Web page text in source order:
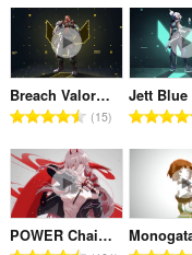
น
ร
ว
ม
ทั้
ง
ม
ด
:
ว
น
ค
ะ
แ
น
น
ร
ว
ม
ทั้
Breach Valorant
จำ
ว
น
ค
ะ
แ
15
POWER Chainsaw Man